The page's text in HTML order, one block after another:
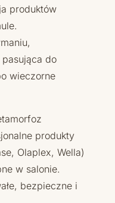
produktów
do
wieczorne
produkty
Olaplex, Wella)
w salonie.
bezpieczne i